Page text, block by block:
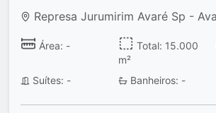
Represa Jurumirim Avaré Sp -
Área: -
Total: 15.000
m²
Suítes: - Banheiros: -